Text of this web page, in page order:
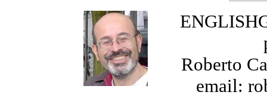
Roberto
email: